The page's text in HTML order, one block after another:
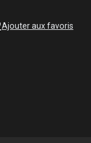
Ajouter aux favoris